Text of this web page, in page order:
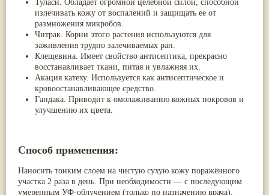
Туласи. Обладает огромной целебной силой, способной
излечивать кожу от воспалений и защищать ее от
размножения микробов.
Читрак. Корни этого растения используются для
заживления трудно залечиваемых ран.
Клещевина. Имеет свойство антисептика, прекрасно
восстанавливает ткани, питая и увлажняя их.
Акация катеху. Используется как антисептическое и
кровоостанавливающее средство.
Гандака. Приводит к омолаживанию кожных покровов и
улучшению их цвета.
Способ применения:
Наносить тонким слоем на чистую сухую кожу поражённого
участка 2 раза в день. При необходимости — с последующим
умеренным УФ-облучением (только по назначению врача).